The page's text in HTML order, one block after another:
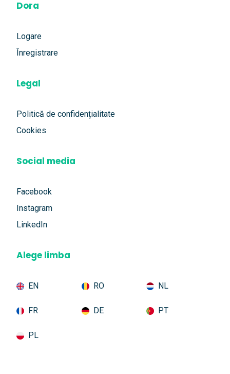
Dora
Logare
Înregistrare
Legal
Politică de confidențialitate
Cookies
Social media
Facebook
Instagram
LinkedIn
Alege limba
EN RO NL
FR DE PT
PL